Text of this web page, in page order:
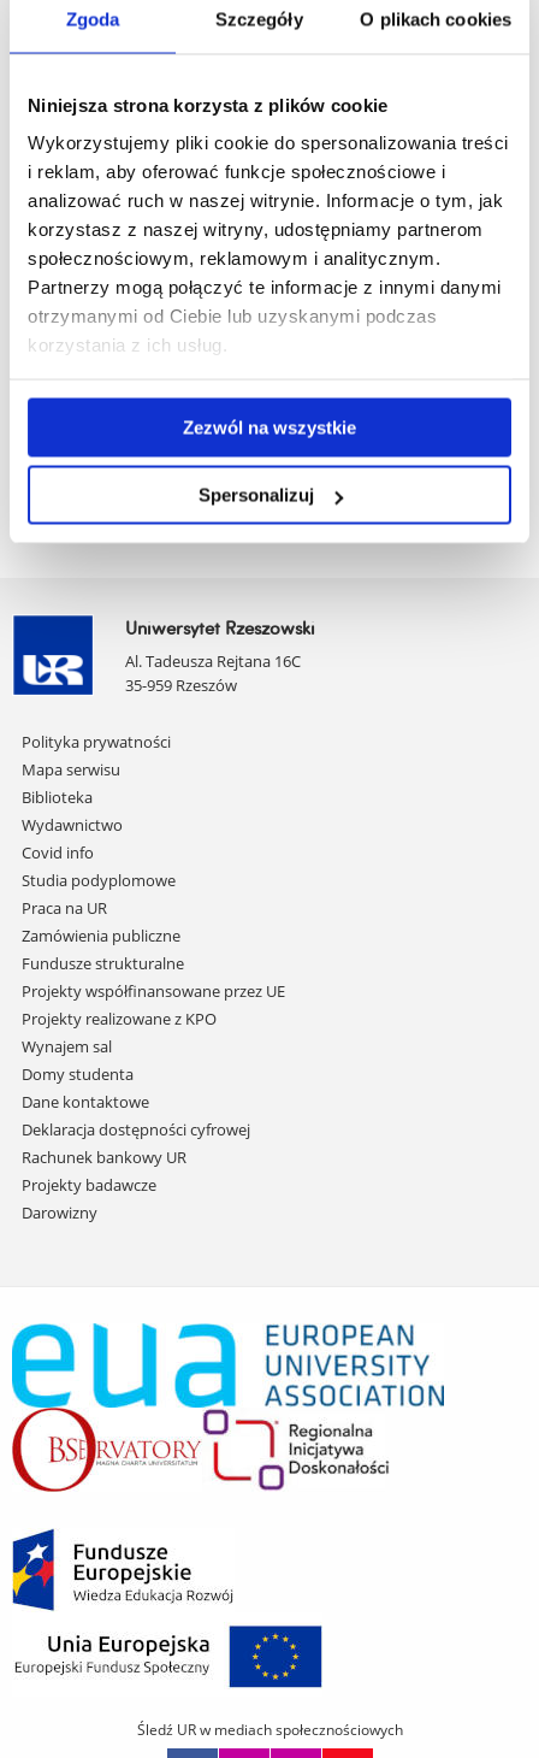
Zgoda Szczegóły O plikach cookies
Niniejsza strona korzysta z plików cookie
Wykorzystujemy pliki cookie do spersonalizowania treści
i reklam, aby oferować funkcje społecznościowe i
analizować ruch w naszej witrynie. Informacje o tym, jak
korzystasz z naszej witryny, udostępniamy partnerom
społecznościowym, reklamowym i analitycznym.
Partnerzy mogą połączyć te informacje z innymi danymi
otrzymanymi od Ciebie lub uzyskanymi podczas
korzystania z ich usług.
Zezwól na wszystkie
Spersonalizuj
Rok II (Rok akademicki 2025/2026)
Analiza funkcjonalna i teoria operatorów
Analiza danych w systemie R
Analiza stochastyczna
Elementy kryptologii
Język angielski z elementami terminologii specjalistycznej
Metody numeryczne 2
Praktyka zawodowa
Wykład monograficzny I
Uniwersytet Rzeszowski
Al. Tadeusza Rejtana 16C
35-959 Rzeszów
Pomiń
nawigację
i
przejdź
do
treści
Polityka prywatności
Mapa serwisu
Biblioteka
Wydawnictwo
Covid info
Studia podyplomowe
Praca na UR
Zamówienia publiczne
Fundusze strukturalne
Projekty współfinansowane przez UE
Projekty realizowane z KPO
Wynajem sal
Domy studenta
Dane kontaktowe
Deklaracja dostępności cyfrowej
Rachunek bankowy UR
Projekty badawcze
Darowizny
Śledź UR w mediach społecznościowych